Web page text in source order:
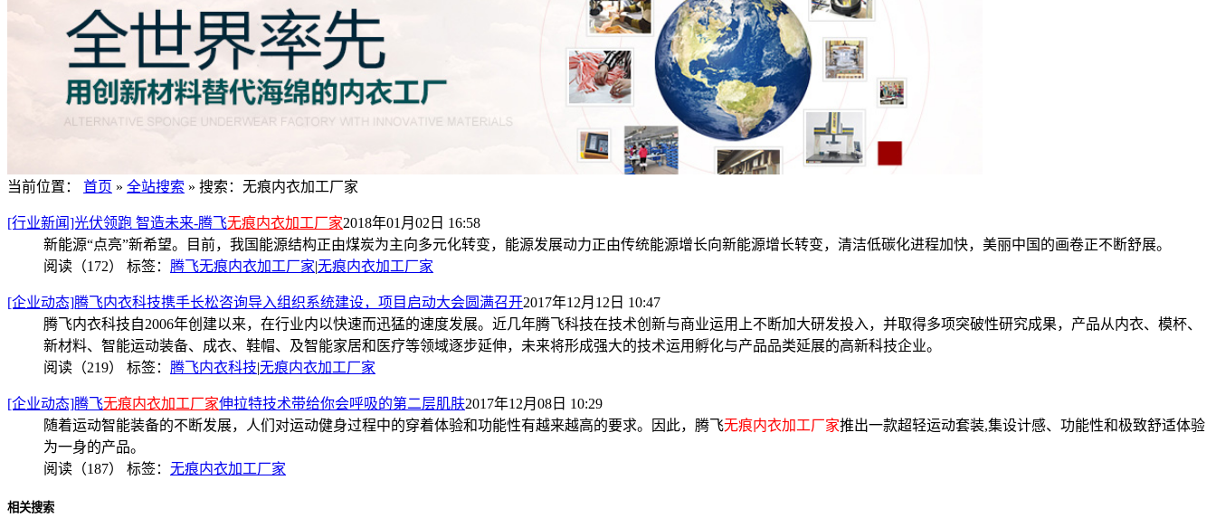
当前位置： 首页 » 全站搜索 » 搜索：无痕内衣加工厂家
[行业新闻]光伏领跑 智造未来-腾飞无痕内衣加工厂家2018年01月02日 16:58
新能源“点亮”新希望。目前，我国能源结构正由煤炭为主向多元化转变，能源发展动力正由传统能源增长向新能源增长转变，清洁低碳化进程加快，美丽中国的画卷正不断舒展。
阅读（172） 标签： 腾飞无痕内衣加工厂家|无痕内衣加工厂家
[企业动态]腾飞内衣科技携手长松咨询导入组织系统建设，项目启动大会圆满召开2017年12月12日 10:47
腾飞内衣科技自2006年创建以来，在行业内以快速而迅猛的速度发展。近几年腾飞科技在技术创新与商业运用上不断加大研发投入，并取得多项突破性研究成果，产品从内衣、模杯、
新材料、智能运动装备、成衣、鞋帽、及智能家居和医疗等领域逐步延伸，未来将形成强大的技术运用孵化与产品品类延展的高新科技企业。
阅读（219） 标签： 腾飞内衣科技|无痕内衣加工厂家
[企业动态]腾飞无痕内衣加工厂家伸拉特技术带给你会呼吸的第二层肌肤2017年12月08日 10:29
随着运动智能装备的不断发展，人们对运动健身过程中的穿着体验和功能性有越来越高的要求。因此，腾飞无痕内衣加工厂家推出一款超轻运动套装,集设计感、功能性和极致舒适体验
为一身的产品。
阅读（187） 标签： 无痕内衣加工厂家
相关搜索